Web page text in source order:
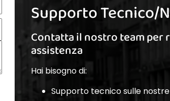
Supporto Tecnico/
Contatta il nostro team per
assistenza
Hai bisogno di:
Supporto tecnico sulle